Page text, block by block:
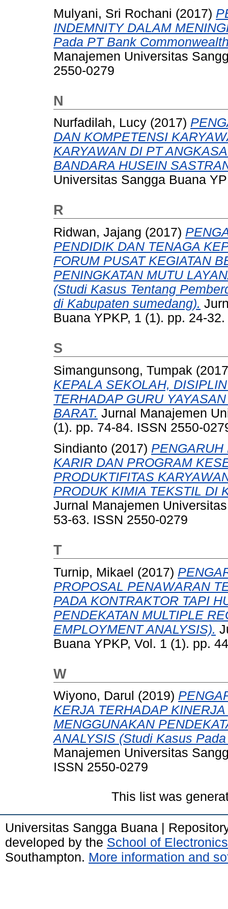
Mulyani, Sri Rochani (2017)
INDEMNITY DALAM
Pada PT Bank
Manajemen Universitas
2550-0279
N
Nurfadilah, Lucy (2017)
DAN KOMPETENSI
KARYAWAN DI PT
BANDARA HUSEIN
Universitas Sangga Buana
R
Ridwan, Jajang (2017)
PENDIDIK DAN TENAGA
FORUM PUSAT KEGIATAN
PENINGKATAN MUTU
(Studi Kasus Tentang
di Kabupaten sumedang).
Buana YPKP, 1 (1). pp. 24-
S
Simangunsong, Tumpak
KEPALA SEKOLAH,
TERHADAP GURU
BARAT. Jurnal Manajemen
(1). pp. 74-84. ISSN 2550-
Sindianto (2017)
KARIR DAN PROGRAM
PRODUKTIFITAS
PRODUK KIMIA TEKSTIL DI
Jurnal Manajemen
53-63. ISSN 2550-0279
T
Turnip, Mikael (2017)
PROPOSAL PENAWARAN
PADA KONTRAKTOR TAPI
PENDEKATAN MULTIPLE
EMPLOYMENT ANALYSIS).
Buana YPKP, Vol. 1 (1). pp.
W
Wiyono, Darul (2019)
KERJA TERHADAP
MENGGUNAKAN
ANALYSIS (Studi Kasus
Manajemen Universitas
ISSN 2550-0279
This list was
Universitas Sangga Buana |
developed by the School of
Southampton. More information and